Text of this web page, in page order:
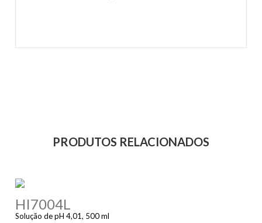
PRODUTOS RELACIONADOS
HI7004L
Solução de pH 4,01, 500 ml